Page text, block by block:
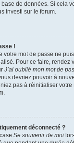
de données. Si cela
investi sur le forum.
!
votre mot de passe ne
Pour ce faire, rendez
J’ai oublié mon mot de
devriez pouvoir à
pas à réinitialiser votre
déconnecté ?
Se souvenir de moi